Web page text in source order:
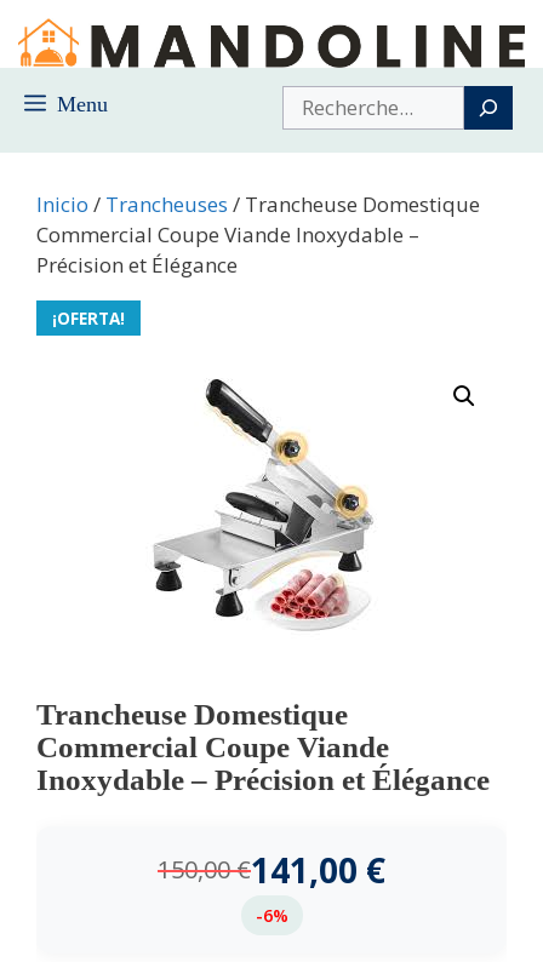
Saltar
contenido
Menu Buscar
Inicio / Trancheuses / Trancheuse Domestique
Commercial Coupe Viande Inoxydable –
Précision et Élégance
¡OFERTA!
Trancheuse Domestique
Commercial Coupe Viande
Inoxydable – Précision et Élégance
150,00€141,00 €
-6%